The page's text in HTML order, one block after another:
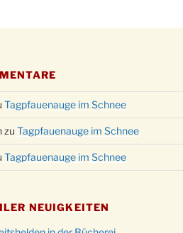
am
19.12.
20.12.
Tagpfauenauge im Schnee
zu Tagpfauenauge im Schnee
Tagpfauenauge im Schnee
NEUIGKEITEN